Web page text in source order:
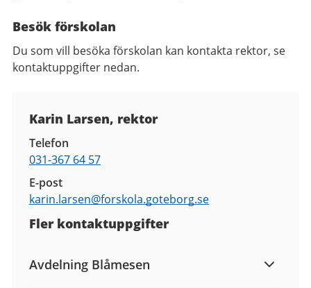
Besök förskolan
Du som vill besöka förskolan kan kontakta rektor, se
kontaktuppgifter nedan.
Karin Larsen, rektor
Telefon
031-367 64 57
E-post
karin.larsen@forskola.goteborg.se
Fler kontaktuppgifter
Avdelning Blåmesen